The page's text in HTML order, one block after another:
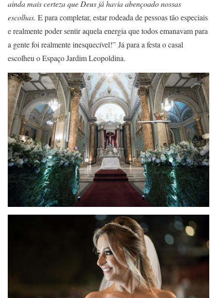
ainda mais certeza que Deus já havia abençoado nossas
escolhas. E para completar, estar rodeada de pessoas tão especiais
e realmente poder sentir aquela energia que todos emanavam para
a gente foi realmente inesquecível!” Já para a festa o casal
escolheu o Espaço Jardim Leopoldina.